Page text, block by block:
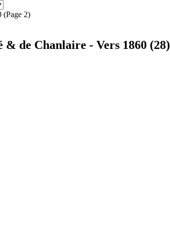
(Page 2)
de Chanlaire - Vers 1860 (28)